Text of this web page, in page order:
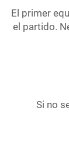
El primer
el partido.
Si no